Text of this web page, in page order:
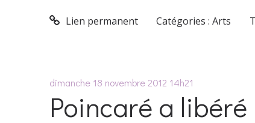
Lien permanent Catégories :Arts
dimanche 18 novembre 2012 14h21
Poincaré a